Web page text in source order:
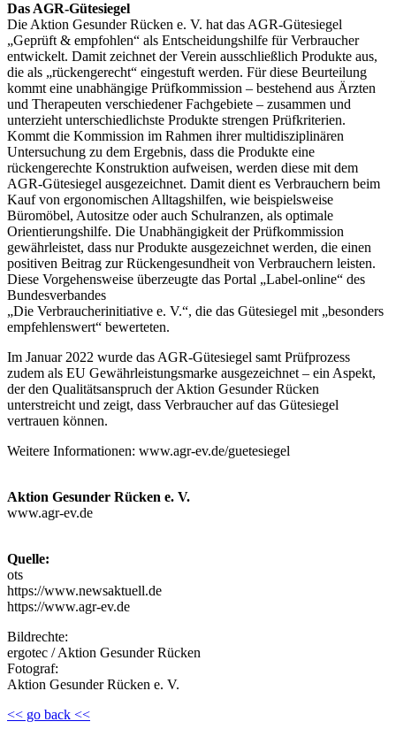
Das AGR-Gütesiegel
Die Aktion Gesunder Rücken e. V. hat das AGR-Gütesiegel
„Geprüft & empfohlen“ als Entscheidungshilfe für Verbraucher
entwickelt. Damit zeichnet der Verein ausschließlich Produkte aus,
die als „rückengerecht“ eingestuft werden. Für diese Beurteilung
kommt eine unabhängige Prüfkommission – bestehend aus Ärzten
und Therapeuten verschiedener Fachgebiete – zusammen und
unterzieht unterschiedlichste Produkte strengen Prüfkriterien.
Kommt die Kommission im Rahmen ihrer multidisziplinären
Untersuchung zu dem Ergebnis, dass die Produkte eine
rückengerechte Konstruktion aufweisen, werden diese mit dem
AGR-Gütesiegel ausgezeichnet. Damit dient es Verbrauchern beim
Kauf von ergonomischen Alltagshilfen, wie beispielsweise
Büromöbel, Autositze oder auch Schulranzen, als optimale
Orientierungshilfe. Die Unabhängigkeit der Prüfkommission
gewährleistet, dass nur Produkte ausgezeichnet werden, die einen
positiven Beitrag zur Rückengesundheit von Verbrauchern leisten.
Diese Vorgehensweise überzeugte das Portal „Label-online“ des
Bundesverbandes
„Die Verbraucherinitiative e. V.“, die das Gütesiegel mit „besonders
empfehlenswert“ bewerteten.
Im Januar 2022 wurde das AGR-Gütesiegel samt Prüfprozess
zudem als EU Gewährleistungsmarke ausgezeichnet – ein Aspekt,
der den Qualitätsanspruch der Aktion Gesunder Rücken
unterstreicht und zeigt, dass Verbraucher auf das Gütesiegel
vertrauen können.
Weitere Informationen: www.agr-ev.de/guetesiegel
Aktion Gesunder Rücken e. V.
www.agr-ev.de
Quelle:
ots
https://www.newsaktuell.de
https://www.agr-ev.de
Bildrechte:
ergotec / Aktion Gesunder Rücken
Fotograf:
Aktion Gesunder Rücken e. V.
<< go back <<